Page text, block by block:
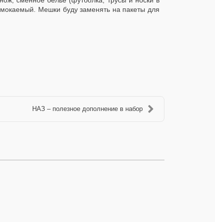
Мешки буду заменять на пакеты для
НАЗ – полезное дополнение в набор